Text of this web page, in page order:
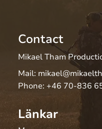
Contact
Mikael Tham
Mail:
Phone: +46 70-836
Länkar